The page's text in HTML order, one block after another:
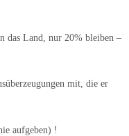
das Land, nur 20% bleiben –
mit, die er
aufgeben) !